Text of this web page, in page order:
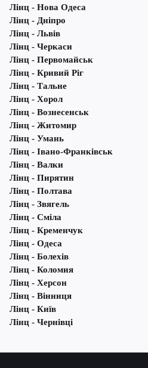
Лінц - Нова Одеса
Лінц - Дніпро
Лінц - Львів
Лінц - Черкаси
Лінц - Первомайськ
Лінц - Кривий Ріг
Лінц - Тальне
Лінц - Хорол
Лінц - Вознесенськ
Лінц - Житомир
Лінц - Умань
Лінц - Івано-Франківськ
Лінц - Валки
Лінц - Пирятин
Лінц - Полтава
Лінц - Звягель
Лінц - Сміла
Лінц - Кременчук
Лінц - Одеса
Лінц - Болехів
Лінц - Коломия
Лінц - Херсон
Лінц - Вінниця
Лінц - Київ
Лінц - Чернівці